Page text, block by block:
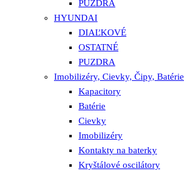
PUZDRA
HYUNDAI
DIAĽKOVÉ
OSTATNÉ
PUZDRA
Imobilizéry, Cievky, Čipy, Batérie
Kapacitory
Batérie
Cievky
Imobilizéry
Kontakty na baterky
Kryštálové oscilátory